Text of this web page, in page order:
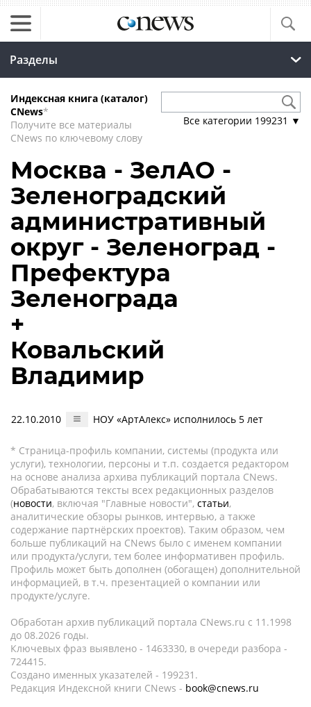
Разделы
Индексная книга (каталог)
CNews*
Получите все материалы
CNews по ключевому слову
Все категории 199231 ▼
Москва - ЗелАО -
Зеленоградский
административный
округ - Зеленоград -
Префектура
Зеленограда
+
Ковальский
Владимир
22.10.2010 НОУ «АртАлекс» исполнилось 5 лет
* Страница-профиль компании, системы (продукта или
услуги), технологии, персоны и т.п. создается редактором
на основе анализа архива публикаций портала CNews.
Обрабатываются тексты всех редакционных разделов
(новости, включая "Главные новости", статьи,
аналитические обзоры рынков, интервью, а также
содержание партнёрских проектов). Таким образом, чем
больше публикаций на CNews было с именем компании
или продукта/услуги, тем более информативен профиль.
Профиль может быть дополнен (обогащен) дополнительной
информацией, в т.ч. презентацией о компании или
продукте/услуге.
Обработан архив публикаций портала CNews.ru c 11.1998
до 08.2026 годы.
Ключевых фраз выявлено - 1463330, в очереди разбора -
724415.
Создано именных указателей - 199231.
Редакция Индексной книги CNews - book@cnews.ru